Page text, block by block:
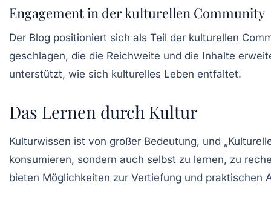
Engagement in der kulturellen Community
Der Blog positioniert sich als Teil der kulturellen
geschlagen, die die Reichweite und die Inhalte
unterstützt, wie sich kulturelles Leben entfaltet.
Das Lernen durch Kultur
Kulturwissen ist von großer Bedeutung, und
konsumieren, sondern auch selbst zu lernen, zu
bieten Möglichkeiten zur Vertiefung und praktischen